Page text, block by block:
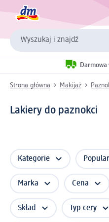
Wyszukaj i znajdź
Darmowa
Strona główna Makijaż
Lakiery do paznokci
Kategorie
Marka Cena
Skład Typ cery